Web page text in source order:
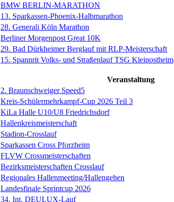
BMW BERLIN-MARATHON
13. Sparkassen-Phoenix-Halbmarathon
28. Generali Köln Marathon
Berliner Morgenpost Great 10K
29. Bad Dürkheimer Berglauf mit RLP-Meisterschaft
15. Spannrit Volks- und Straßenlauf TSG Kleinostheim
Veranstaltung
2. Braunschweiger Speed5
Kreis-Schülermehrkampf-Cup 2026 Teil 3
KiLa Halle U10/U8 Friedrichsdorf
Hallenkreismeisterschaft
Stadion-Crosslauf
Sparkassen Cross Pforzheim
FLVW Crossmeisterschaften
Bezirksmeisterschaften Crosslauf
Regionales Hallenmeeting/Hallengehen
Landesfinale Sprintcup 2026
34. Int. DEULUX-Lauf